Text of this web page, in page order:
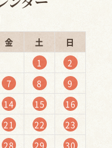
金 土
日
1
2
7 8
9
14 15
16
21 22
23
28 29
30